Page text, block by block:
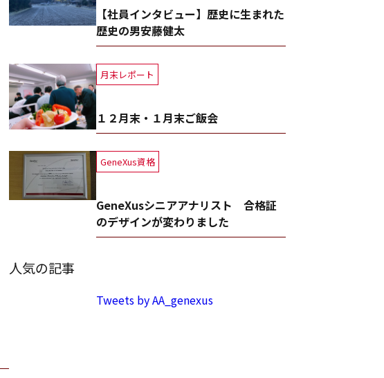
【社員インタビュー】歴史に生まれた
歴史の男安藤健太
月末レポート
１２月末・１月末ご飯会
GeneXus資格
GeneXusシニアアナリスト 合格証
のデザインが変わりました
人気の記事
Tweets by AA_genexus